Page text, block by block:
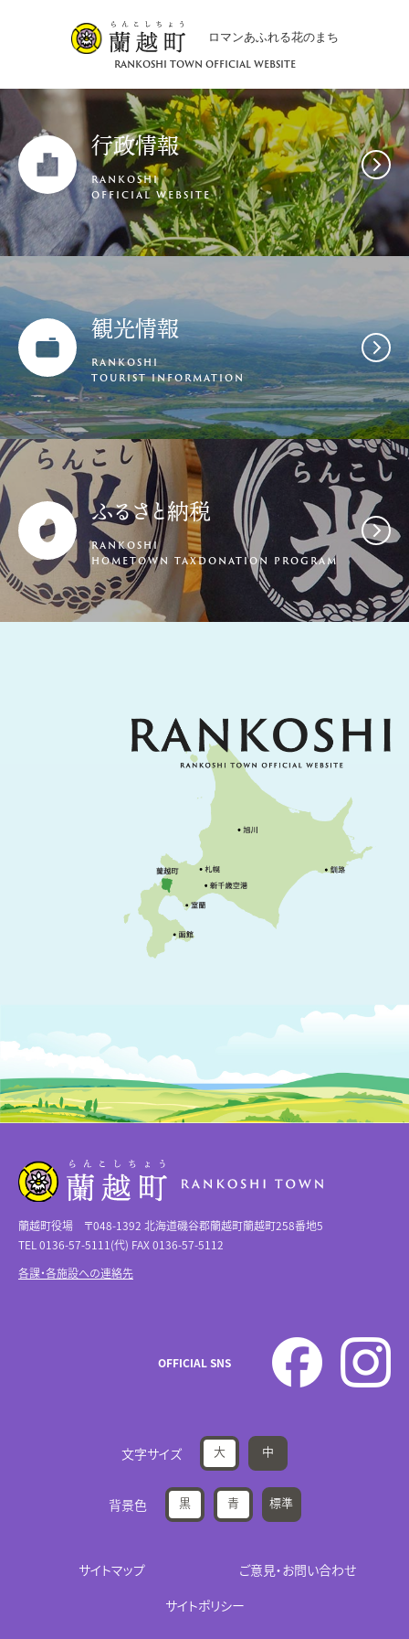
ロマンあふれる花のまち
RANKOSHI TOWN OFFICIAL WEBSITE
行政情報
RANKOSHI
OFFICIAL WEBSITE
観光情報
RANKOSHI
TOURIST INFORMATION
ふるさと納税
RANKOSHI
HOMETOWN TAXDONATION PROGRAM
蘭越町役場 〒048-1392 北海道磯谷郡蘭越町蘭越町258番地5
TEL 0136-57-5111(代) FAX 0136-57-5112
各課・各施設への連絡先
OFFICIAL SNS
文字サイズ 大 中
背景色 黒 青 標準
サイトマップ
ご意見・お問い合わせ
サイトポリシー